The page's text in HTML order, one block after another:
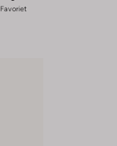
Favoriet